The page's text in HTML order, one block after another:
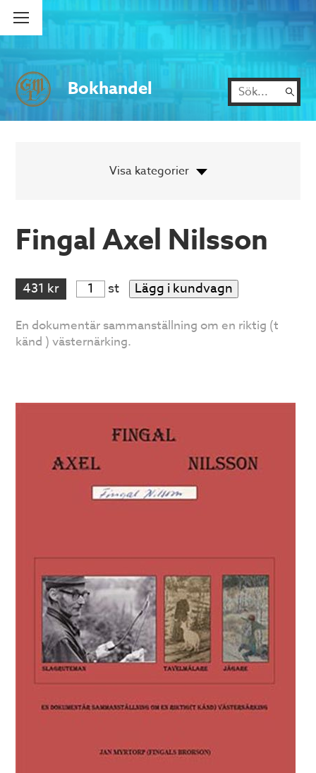
Bokhandel
Fingal Axel Nilsson
431 kr st Lägg i kundvagn
En dokumentär sammanställning om en riktig (t
känd ) västernärking.